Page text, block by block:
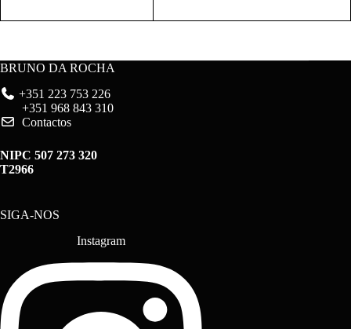
BRUNO DA ROCHA
+351 223 753 226
+351 968 843 310
Contactos
NIPC 507 273 320
T2966
SIGA-NOS
Instagram